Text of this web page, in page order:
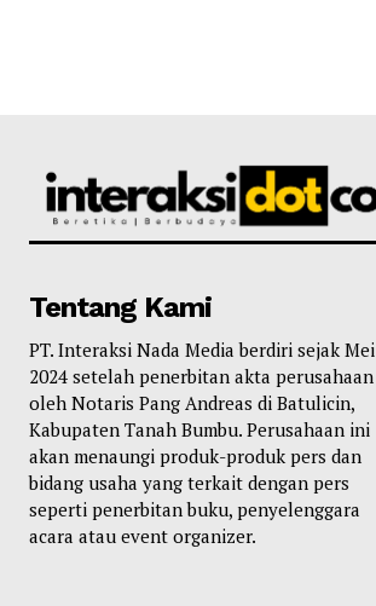
Tentang Kami
PT. Interaksi Nada Media berdiri sejak Mei
2024 setelah penerbitan akta perusahaan
oleh Notaris Pang Andreas di Batulicin,
Kabupaten Tanah Bumbu. Perusahaan ini
akan menaungi produk-produk pers dan
bidang usaha yang terkait dengan pers
seperti penerbitan buku, penyelenggara
acara atau event organizer.